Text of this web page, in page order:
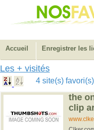
Accueil Enregistrer les
Les + visités
4 site(s)
the
clip